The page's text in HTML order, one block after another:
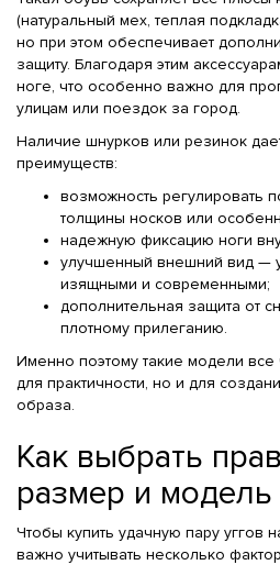
(натуральный мех, теплая
но при этом обеспечивает
защиту. Благодаря этим
ноге, что особенно важно для
улицам или поездок за город.
Наличие шнурков или резинок
преимуществ:
возможность регулировать
толщины носков или
надежную фиксацию ноги
улучшенный внешний вид —
изящными и современными;
дополнительная защита от
плотному прилеганию.
Именно поэтому такие модели
для практичности, но и для
образа.
Как выбрать
размер и модель
Чтобы купить удачную пару уггов
важно учитывать несколько